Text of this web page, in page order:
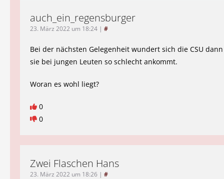
auch_ein_regensburger
23. März 2022 um 18:24 | #
Bei der nächsten Gelegenheit wundert sich die CSU
sie bei jungen Leuten so schlecht ankommt.
Woran es wohl liegt?
0
0
Zwei Flaschen Hans
23. März 2022 um 18:26 | #